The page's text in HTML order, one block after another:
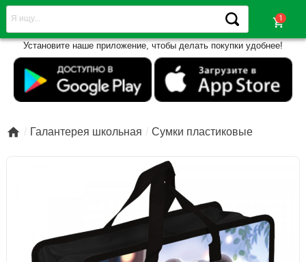
shopping_cart
Установите наше приложение, чтобы делать покупки удобнее!
 Галантерея школьная Сумки пластиковые